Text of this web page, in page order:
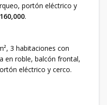
portón eléctrico y
.
3 habitaciones con
en roble, balcón frontal,
eléctrico y cerco.